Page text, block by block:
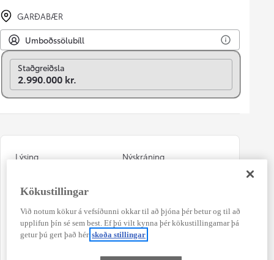
GARÐABÆR
Umboðssölubíll
Breyta í mánaðarlega
Staðgreiðsla
2.990.000 kr.
Lýsing
Nýskráning
Kílómetrastaða
104.000 km
Ekki BNB ábyrgð
Litur
Dyr
5
Kökustillingar
Við notum kökur á vefsíðunni okkar til að þjóna þér betur og til að
upplifun þín sé sem best. Ef þú vilt kynna þér kökustillingarnar þá
getur þú gert það hér skoða stillingar